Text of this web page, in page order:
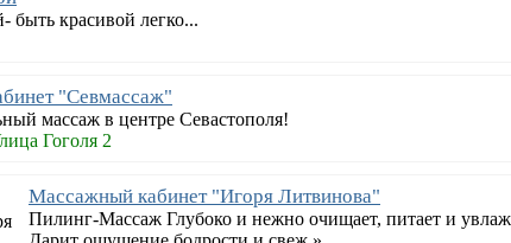
быть красивой легко...
"Севмассаж"
массаж в центре Севастополя!
Гоголя 2
Массажный кабинет "Игоря Литвинова"
Пилинг-Массаж Глубоко и нежно очищает, питает и